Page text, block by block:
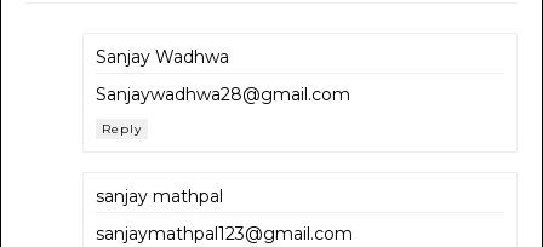
Sanjay Wadhwa
Sanjaywadhwa28@gmail.com
Reply
sanjay mathpal
sanjaymathpal123@gmail.com